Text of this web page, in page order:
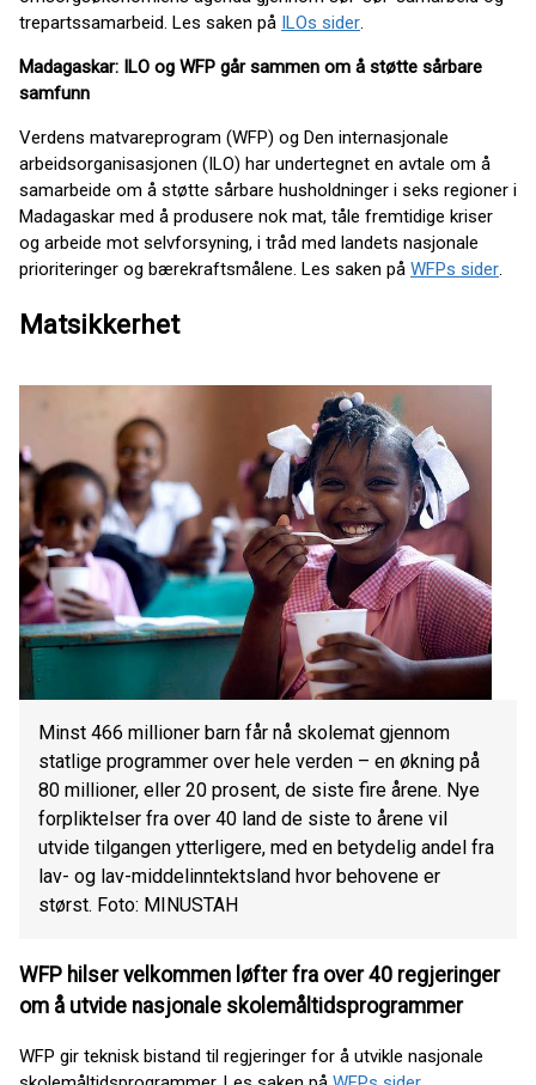
trepartssamarbeid. Les saken på ILOs sider.
Madagaskar: ILO og WFP går sammen om å støtte sårbare
samfunn
Verdens matvareprogram (WFP) og Den internasjonale
arbeidsorganisasjonen (ILO) har undertegnet en avtale om å
samarbeide om å støtte sårbare husholdninger i seks regioner i
Madagaskar med å produsere nok mat, tåle fremtidige kriser
og arbeide mot selvforsyning, i tråd med landets nasjonale
prioriteringer og bærekraftsmålene. Les saken på WFPs sider.
Matsikkerhet
Minst 466 millioner barn får nå skolemat gjennom
statlige programmer over hele verden – en økning på
80 millioner, eller 20 prosent, de siste fire årene. Nye
forpliktelser fra over 40 land de siste to årene vil
utvide tilgangen ytterligere, med en betydelig andel fra
lav- og lav-middelinntektsland hvor behovene er
størst. Foto: MINUSTAH
WFP hilser velkommen løfter fra over 40 regjeringer
om å utvide nasjonale skolemåltidsprogrammer
WFP gir teknisk bistand til regjeringer for å utvikle nasjonale